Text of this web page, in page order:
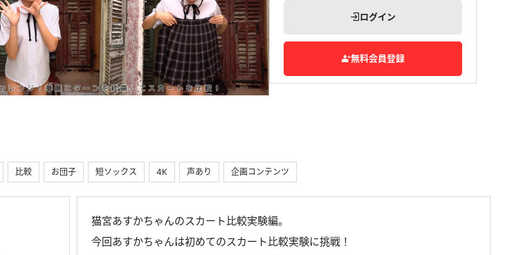
ログイン
無料会員登録
比較 お団子 短ソックス 4K 声あり 企画コンテンツ
猫宮あすかちゃんのスカート比較実験編。
今回あすかちゃんは初めてのスカート比較実験に挑戦！